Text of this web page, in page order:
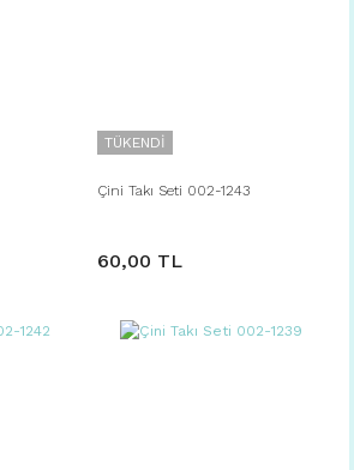
TÜKENDİ
Çini Takı Seti 002-1243
60,00 TL